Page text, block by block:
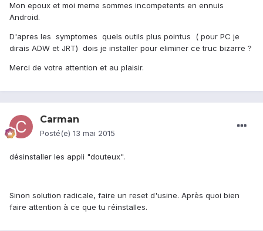
Mon epoux et moi meme sommes incompetents en ennuis
Android.
D'apres les symptomes quels outils plus pointus ( pour PC je
dirais ADW et JRT) dois je installer pour eliminer ce truc bizarre ?
Merci de votre attention et au plaisir.
Carman
Posté(e) 13 mai 2015
désinstaller les appli "douteux".
Sinon solution radicale, faire un reset d'usine. Après quoi bien
faire attention à ce que tu réinstalles.